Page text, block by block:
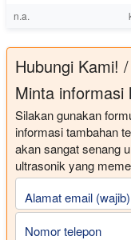
n.a.
Hubungi Kami!
Minta informasi
Silakan gunakan
informasi tambahan
akan sangat senang
ultrasonik yang
Alamat email (wajib)
Nomor telepon